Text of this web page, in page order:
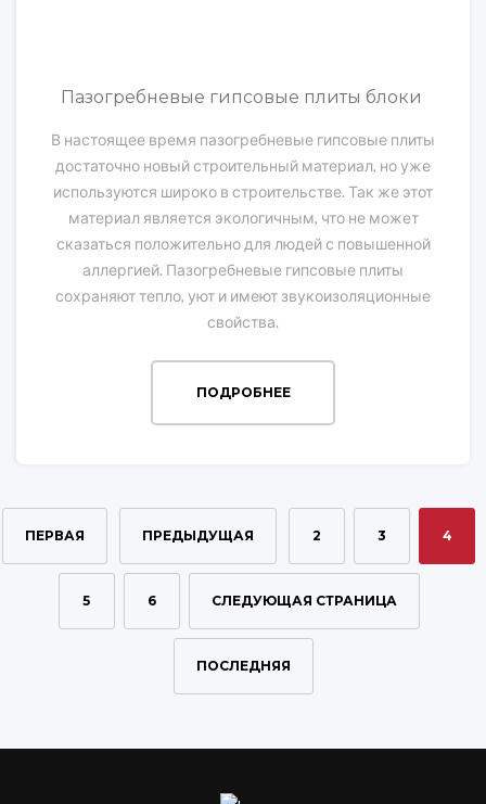
Пазогребневые гипсовые плиты блоки
В настоящее время пазогребневые гипсовые плиты
достаточно новый строительный материал, но уже
используются широко в строительстве. Так же этот
материал является экологичным, что не может
сказаться положительно для людей с повышенной
аллергией. Пазогребневые гипсовые плиты
сохраняют тепло, уют и имеют звукоизоляционные
свойства.
ПОДРОБНЕЕ
ПЕРВАЯ ПРЕДЫДУЩАЯ 2 3 4
5 6 СЛЕДУЮЩАЯ СТРАНИЦА
ПОСЛЕДНЯЯ